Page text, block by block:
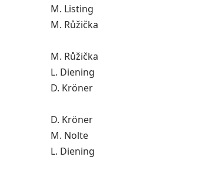
M. Listing
M. Růžička
M. Růžička
L. Diening
D. Kröner
D. Kröner
M. Nolte
L. Diening